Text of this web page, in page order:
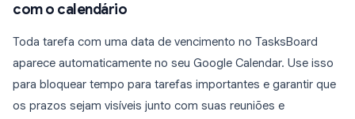
com o calendário
Toda tarefa com uma data de vencimento no TasksBoard
aparece automaticamente no seu Google Calendar. Use isso
para bloquear tempo para tarefas importantes e garantir que
os prazos sejam visíveis junto com suas reuniões e